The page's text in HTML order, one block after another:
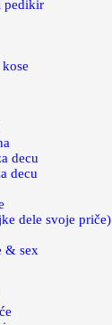
pedikir
decu
decu
dele svoje priče)
& sex